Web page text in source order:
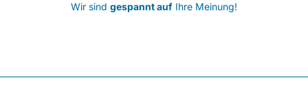
Wir sind gespannt auf Ihre Meinung!